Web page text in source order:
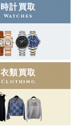
時計買取
Watches
衣類買取
Clothing